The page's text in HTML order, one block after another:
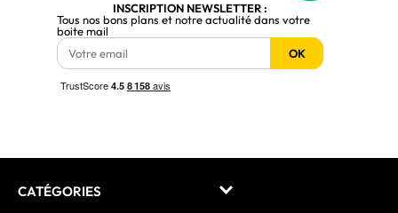
INSCRIPTION NEWSLETTER :
Tous nos bons plans et notre actualité dans votre
boite mail
OK
CATÉGORIES